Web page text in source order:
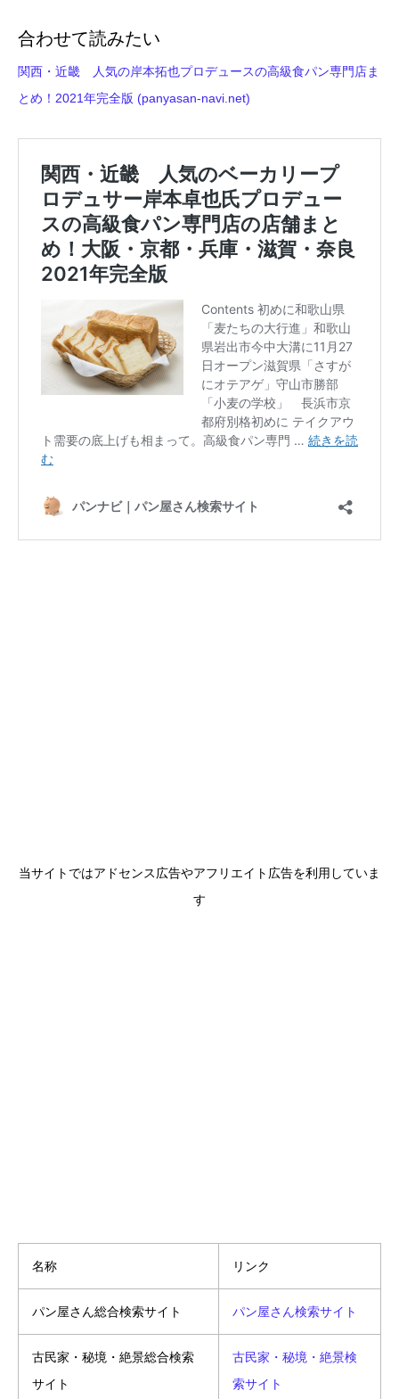
合わせて読みたい
関西・近畿 人気の岸本拓也プロデュースの高級食パン専門店ま
とめ！2021年完全版 (panyasan-navi.net)
当サイトではアドセンス広告やアフリエイト広告を利用していま
す
名称 リンク
パン屋さん総合検索サイト パン屋さん検索サイト
古民家・秘境・絶景総合検索
サイト
古民家・秘境・絶景検
索サイト